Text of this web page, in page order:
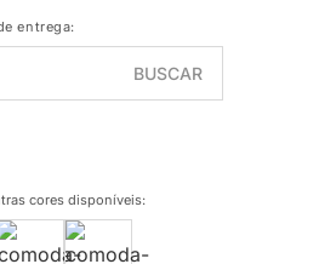
entrega:
BUSCAR
cores disponíveis: